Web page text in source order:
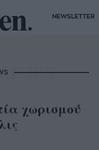
NEWSLETTER
χωρισμού